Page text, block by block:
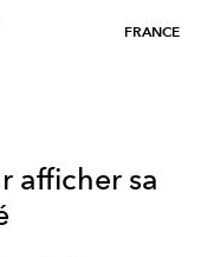
FRANCE
afficher sa